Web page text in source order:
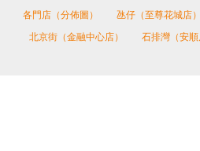
各門店（分佈圖）
氹仔（至尊花城店）
北京街（金融中心店）
石排灣（安順